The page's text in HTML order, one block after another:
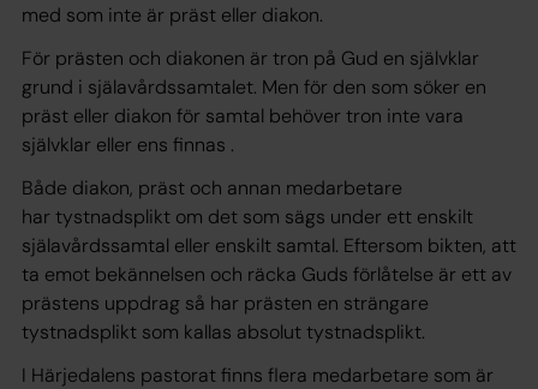
med som inte är präst eller diakon.
För prästen och diakonen är tron på Gud en självklar
grund i själavårdssamtalet. Men för den som söker en
präst eller diakon för samtal behöver tron inte vara
självklar eller ens finnas .
Både diakon, präst och annan medarbetare
har tystnadsplikt om det som sägs under ett enskilt
själavårdssamtal eller enskilt samtal. Eftersom bikten, att
ta emot bekännelsen och räcka Guds förlåtelse är ett av
prästens uppdrag så har prästen en strängare
tystnadsplikt som kallas absolut tystnadsplikt.
I Härjedalens pastorat finns flera medarbetare som är